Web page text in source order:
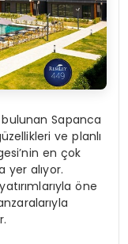
Sapanca
ve planlı
en çok
yer alıyor.
öne